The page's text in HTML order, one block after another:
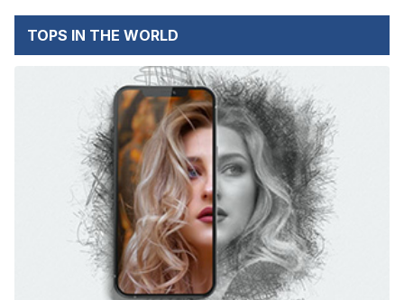
TOPS IN THE WORLD